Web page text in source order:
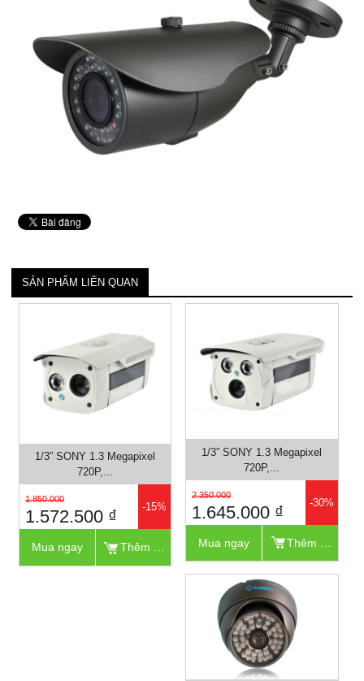
SẢN PHẨM LIÊN QUAN
1/3” SONY 1.3 Megapixel
720P,...
1.850.000
1.572.500 ₫ -15%
Mua ngay
1/3” SONY 1.3 Megapixel
720P,...
2.350.000
1.645.000 ₫ -30%
Mua ngay